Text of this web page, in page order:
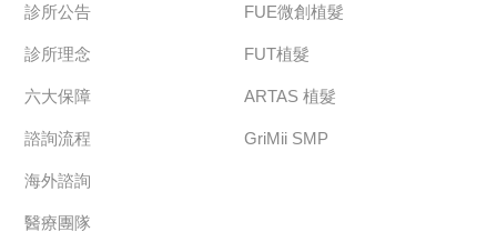
診所公告
診所理念
六大保障
諮詢流程
海外諮詢
醫療團隊
FUE微創植髮
FUT植髮
ARTAS 植髮
GriMii SMP